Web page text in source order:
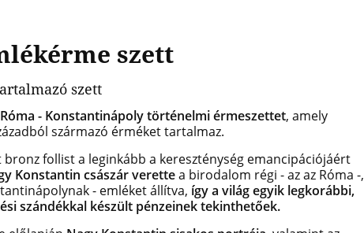
szett
szett
Róma - Konstantinápoly történelmi érmeszettet, amely
származó érméket tartalmaz.
follist a leginkább a kereszténység emancipációjáért
Konstantin császár verettea birodalom régi - az az Róma -,
- emléket állítva, így a világ egyik legkorábbi,
szándékkal készült pénzeinek tekinthetőek.